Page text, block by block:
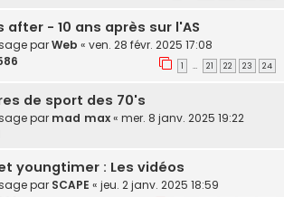
after - 10 ans après sur l'AS
parWeb « ven. 28 févr. 2025 17:08
1 … 21 22 23 24
de sport des 70's
par mad max« mer. 8 janv. 2025 19:22
youngtimer : Les vidéos
par SCAPE « jeu. 2 janv. 2025 18:59